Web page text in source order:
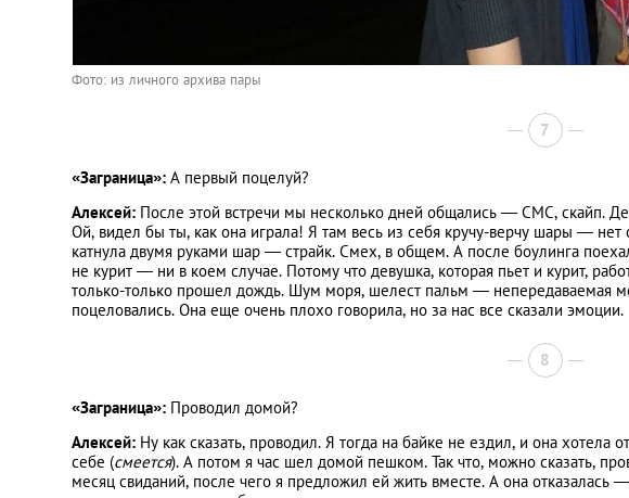
Фото: из личного архива пары
7
«Заграница»: А первый поцелуй?
Алексей: После этой встречи мы несколько дней общались — СМС, скайп.
Ой, видел бы ты, как она играла! Я там весь из себя кручу-верчу шары —
катнула двумя руками шар — страйк. Смех, в общем. А после боулинга
не курит — ни в коем случае. Потому что девушка, которая пьет и курит,
только-только прошел дождь. Шум моря, шелест пальм — непередаваемая
поцеловались. Она еще очень плохо говорила, но за нас все сказали эмоции.
8
«Заграница»: Проводил домой?
Алексей: Ну как сказать, проводил. Я тогда на байке не ездил, и она хотела
себе (смеется). А потом я час шел домой пешком. Так что, можно сказать,
месяц свиданий, после чего я предложил ей жить вместе. А она отказалась